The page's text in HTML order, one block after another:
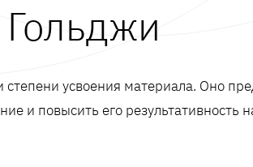
усвоения материала. Оно
и повысить его